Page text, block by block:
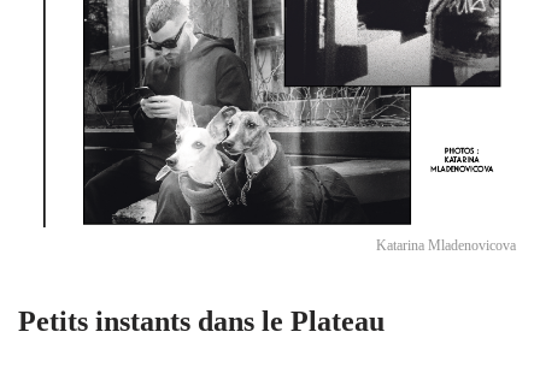
Katarina Mladenovicova
Petits instants dans le Plateau